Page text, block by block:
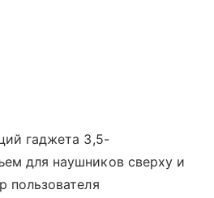
гаджета 3,5-
для наушников сверху и
пользователя